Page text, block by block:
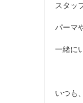
スタッ
パーマ
一緒に
いつも